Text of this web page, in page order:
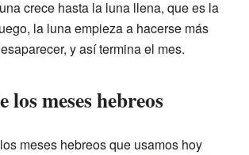
crece hasta la luna llena, que es la
la luna empieza a hacerse más
y así termina el mes.
los meses hebreos
meses hebreos que usamos hoy